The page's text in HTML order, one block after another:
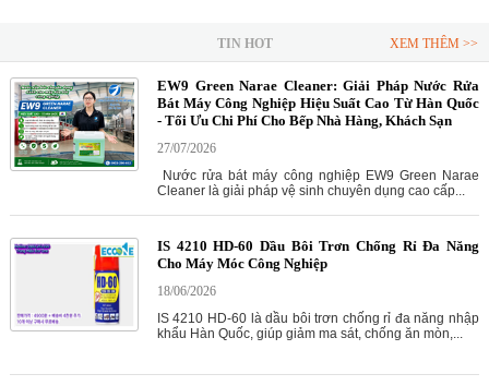
TIN HOT XEM THÊM >>
EW9 Green Narae Cleaner: Giải Pháp Nước Rửa
Bát Máy Công Nghiệp Hiệu Suất Cao Từ Hàn Quốc
- Tối Ưu Chi Phí Cho Bếp Nhà Hàng, Khách Sạn
27/07/2026
Nước rửa bát máy công nghiệp EW9 Green Narae
Cleaner là giải pháp vệ sinh chuyên dụng cao cấp...
IS 4210 HD-60 Dầu Bôi Trơn Chống Rỉ Đa Năng
Cho Máy Móc Công Nghiệp
18/06/2026
IS 4210 HD-60 là dầu bôi trơn chống rỉ đa năng nhập
khẩu Hàn Quốc, giúp giảm ma sát, chống ăn mòn,...